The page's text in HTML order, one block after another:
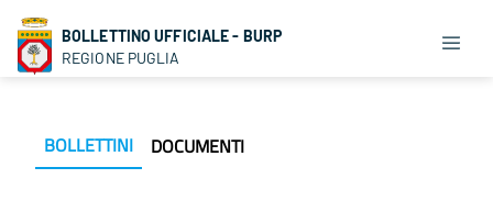
BOLLETTINO UFFICIALE - BURP
REGIONE PUGLIA
BOLLETTINI DOCUMENTI